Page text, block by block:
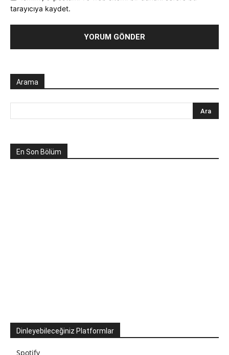
tarayıcıya kaydet.
Arama
En Son Bölüm
Dinleyebileceğiniz Platformlar
Spotify